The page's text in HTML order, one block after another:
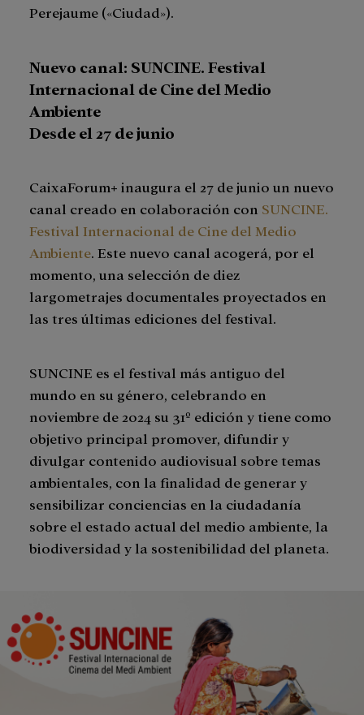
Perejaume («Ciudad»).
Nuevo canal: SUNCINE. Festival
Internacional de Cine del Medio
Ambiente
Desde el 27 de junio
CaixaForum+ inaugura el 27 de junio un nuevo
canal creado en colaboración con SUNCINE.
Festival Internacional de Cine del Medio
Ambiente. Este nuevo canal acogerá, por el
momento, una selección de diez
largometrajes documentales proyectados en
las tres últimas ediciones del festival.
SUNCINE es el festival más antiguo del
mundo en su género, celebrando en
noviembre de 2024 su 31º edición y tiene como
objetivo principal promover, difundir y
divulgar contenido audiovisual sobre temas
ambientales, con la finalidad de generar y
sensibilizar conciencias en la ciudadanía
sobre el estado actual del medio ambiente, la
biodiversidad y la sostenibilidad del planeta.